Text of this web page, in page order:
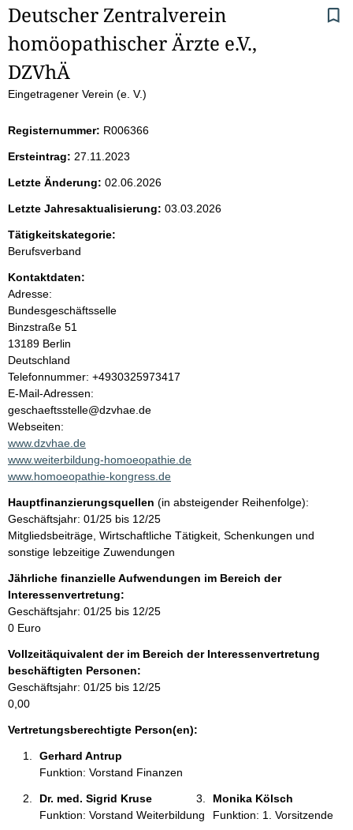
S
e
i
e
n
i
n
h
a
l
t
Deutscher Zentralverein
homöopathischer Ärzte e.V.,
DZVhÄ
Eingetragener Verein (e. V.)
Registernummer: R006366
Ersteintrag: 27.11.2023
Letzte Änderung: 02.06.2026
Letzte Jahresaktualisierung: 03.03.2026
Tätigkeitskategorie:
Berufsverband
Kontaktdaten:
Adresse:
Bundesgeschäftsselle
Binzstraße 51
13189 Berlin
Deutschland
K
o
n
t
a
k
t
n
f
o
r
m
a
t
i
n
e
n
:
Telefonnummer: +4930325973417
E-Mail-Adressen:
geschaeftsstelle@dzvhae.de
Webseiten:
www.dzvhae.de
www.weiterbildung-homoeopathie.de
www.homoeopathie-kongress.de
Hauptfinanzierungsquellen (in absteigender Reihenfolge):
Geschäftsjahr: 01/25 bis 12/25
Mitgliedsbeiträge, Wirtschaftliche Tätigkeit, Schenkungen und
sonstige lebzeitige Zuwendungen
Jährliche finanzielle Aufwendungen im Bereich der
Interessenvertretung:
Geschäftsjahr: 01/25 bis 12/25
0 Euro
Vollzeitäquivalent der im Bereich der Interessenvertretung
beschäftigten Personen:
Geschäftsjahr: 01/25 bis 12/25
0,00
Vertretungsberechtigte Person(en):
Gerhard Antrup
Funktion: Vorstand Finanzen
Dr. med. Sigrid Kruse
Funktion: Vorstand Weiterbildung
Monika Kölsch
Funktion: 1. Vorsitzende